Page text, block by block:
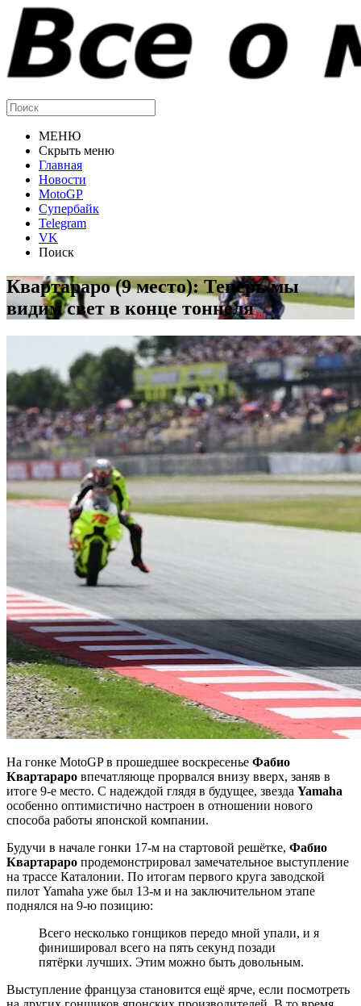
МЕНЮ
Скрыть меню
Главная
Новости
MotoGP
Супербайк
Telegram
VK
Поиск
Квартараро (9 место): Теперь мы
видим свет в конце тоннеля
На гонке MotoGP в прошедшее воскресенье Фабио
Квартараро впечатляюще прорвался внизу вверх, заняв в
итоге 9-е место. С надеждой глядя в будущее, звезда Yamaha
особенно оптимистично настроен в отношении нового
способа работы японской компании.
Будучи в начале гонки 17-м на стартовой решётке, Фабио
Квартараро продемонстрировал замечательное выступление
на трассе Каталонии. По итогам первого круга заводской
пилот Yamaha уже был 13-м и на заключительном этапе
поднялся на 9-ю позицию:
Всего несколько гонщиков передо мной упали, и я
финишировал всего на пять секунд позади
пятёрки лучших. Этим можно быть довольным.
Выступление француза становится ещё ярче, если посмотреть